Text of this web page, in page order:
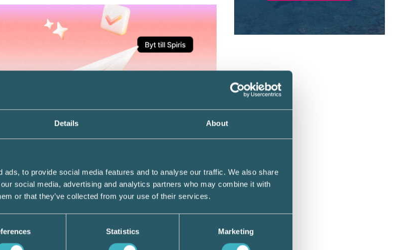
Details About
ads, to provide social media features and to analyse our traffic. We also share
social media, advertising and analytics partners who may combine it with
or that they’ve collected from your use of their services.
Statistics Marketing
granskningsprojekt och syftet är
Ett av projekten
in och använda personuppgifter.
frivilligt, det får heller inte får finnas
och den personuppgiftsansvarige,
Schelin. Samtycken ska också
att ha strukturer och
in trots att behandlingen kan